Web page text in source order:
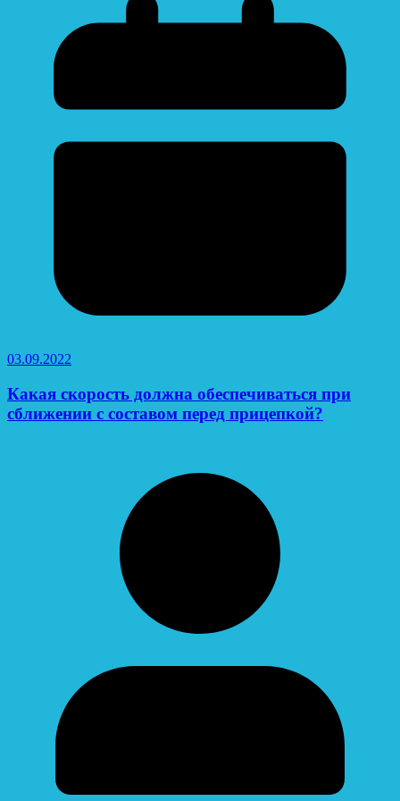
03.09.2022
Какая скорость должна обеспечиваться при
сближении с составом перед прицепкой?